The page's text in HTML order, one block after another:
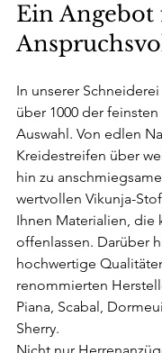
Ein
In unserer
über 1000 der
Auswahl. Von edlen
Kreidestreifen über
hin zu
wertvollen Vikunja-
Ihnen Materialien, die
offenlassen. Darüber
hochwertige
renommierten
Piana, Scabal,
Sherry.